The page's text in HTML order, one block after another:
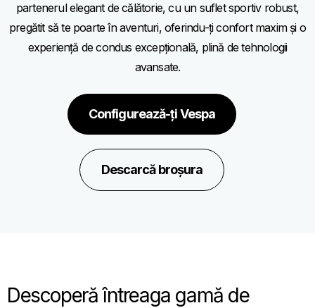
partenerul elegant de călătorie, cu un suflet sportiv robust,
pregătit să te poarte în aventuri, oferindu-ți confort maxim și o
experiență de condus excepțională, plină de tehnologii
avansate.
Configurează-ți Vespa
Descarcă broșura
Descoperă întreaga gamă de